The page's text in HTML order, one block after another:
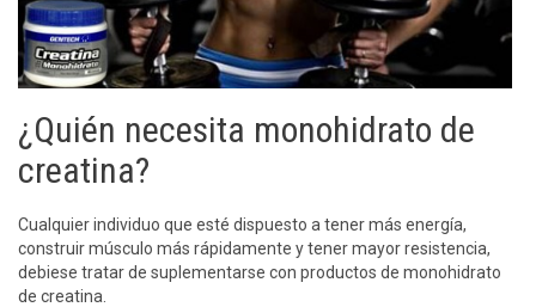
¿Quién necesita monohidrato de
creatina?
Cualquier individuo que esté dispuesto a tener más energía,
construir músculo más rápidamente y tener mayor resistencia,
debiese tratar de suplementarse con productos de monohidrato
de creatina.